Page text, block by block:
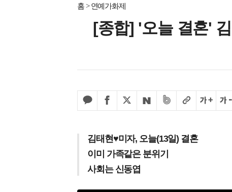
홈 연예가화제
[종합] '오늘 결혼'
김태현♥미자, 오늘(13일) 결혼
이미 가족같은 분위기
사회는 신동엽